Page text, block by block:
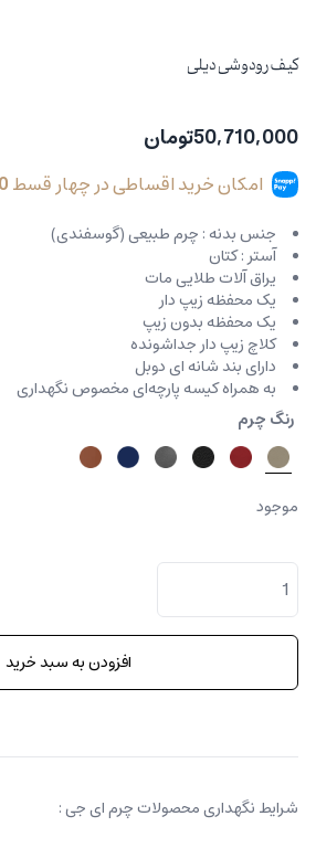
کیف رودوشی دیلی
50,710,000تومان
امکان خرید اقساطی در چهار قسط
جنس بدنه : چرم طبیعی (گوسفندی)
آستر : کتان
یراق آلات طلایی مات
یک محفظه زیپ دار
یک محفظه بدون زیپ
کلاچ زیپ دار جداشونده
دارای بند شانه ای دوبل
به همراه کیسه پارچه‌ای مخصوص نگهداری
رنگ چرم
موجود
کیف
رودوشی
دیلی
عدد
افزودن به سبد خرید
شرایط نگهداری محصولات چرم ای جی :